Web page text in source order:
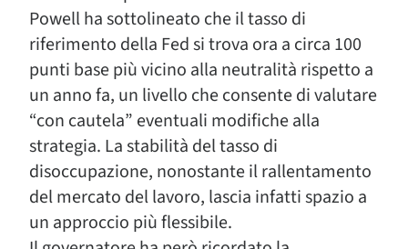
Powell ha sottolineato che il tasso di
riferimento della Fed si trova ora a circa 100
punti base più vicino alla neutralità rispetto a
un anno fa, un livello che consente di valutare
“con cautela” eventuali modifiche alla
strategia. La stabilità del tasso di
disoccupazione, nonostante il rallentamento
del mercato del lavoro, lascia infatti spazio a
un approccio più flessibile.